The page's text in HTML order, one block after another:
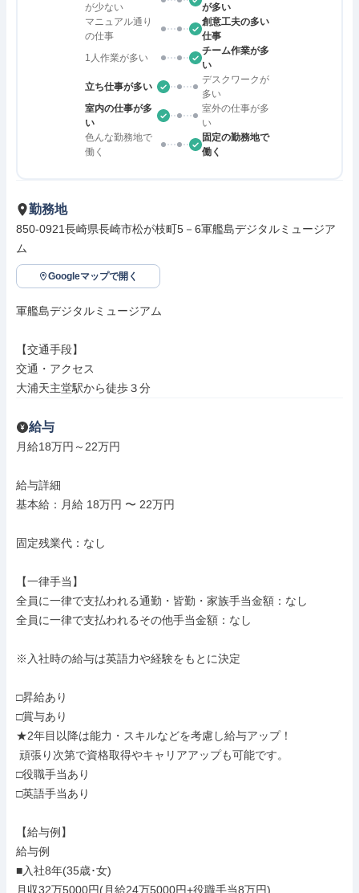
が少ない
が多い
マニュアル通り
の仕事
創意工夫の多い
仕事
1人作業が多い
チーム作業が多
い
立ち仕事が多い
デスクワークが
多い
室内の仕事が多
い
室外の仕事が多
い
色んな勤務地で
働く
固定の勤務地で
働く
勤務地
850-0921長崎県長崎市松が枝町5－6軍艦島デジタルミュージア
ム
Googleマップで開く
軍艦島デジタルミュージアム
【交通手段】
交通・アクセス
大浦天主堂駅から徒歩３分
給与
月給18万円～22万円
給与詳細
基本給：月給 18万円 〜 22万円
固定残業代：なし
【一律手当】
全員に一律で支払われる通勤・皆勤・家族手当金額：なし
全員に一律で支払われるその他手当金額：なし
※入社時の給与は英語力や経験をもとに決定
□昇給あり
□賞与あり
★2年目以降は能力・スキルなどを考慮し給与アップ！
□役職手当あり
□英語手当あり
【給与例】
給与例
■入社8年(35歳･女)
月収32万5000円(月給24万5000円+役職手当8万円)